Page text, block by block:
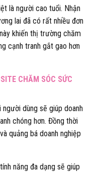
là người cao tuổi. Nhận
lai đã có rất nhiều đơn
khiến thị trường chăm
cạnh tranh gắt gao hơn
CHĂM SÓC SỨC
dùng sẽ giúp doanh
chóng hơn. Đồng thời
quảng bá doanh nghiệp
năng đa dạng sẽ giúp